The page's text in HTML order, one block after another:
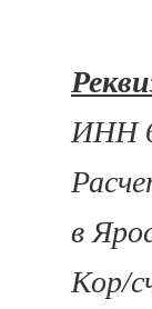
ИНН
в
Кор/